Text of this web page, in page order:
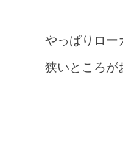
やっぱりロー
狭いところが